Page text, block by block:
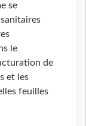
se
le
de
et les
feuilles